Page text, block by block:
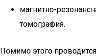
магнитно-
томография.
Помимо этого